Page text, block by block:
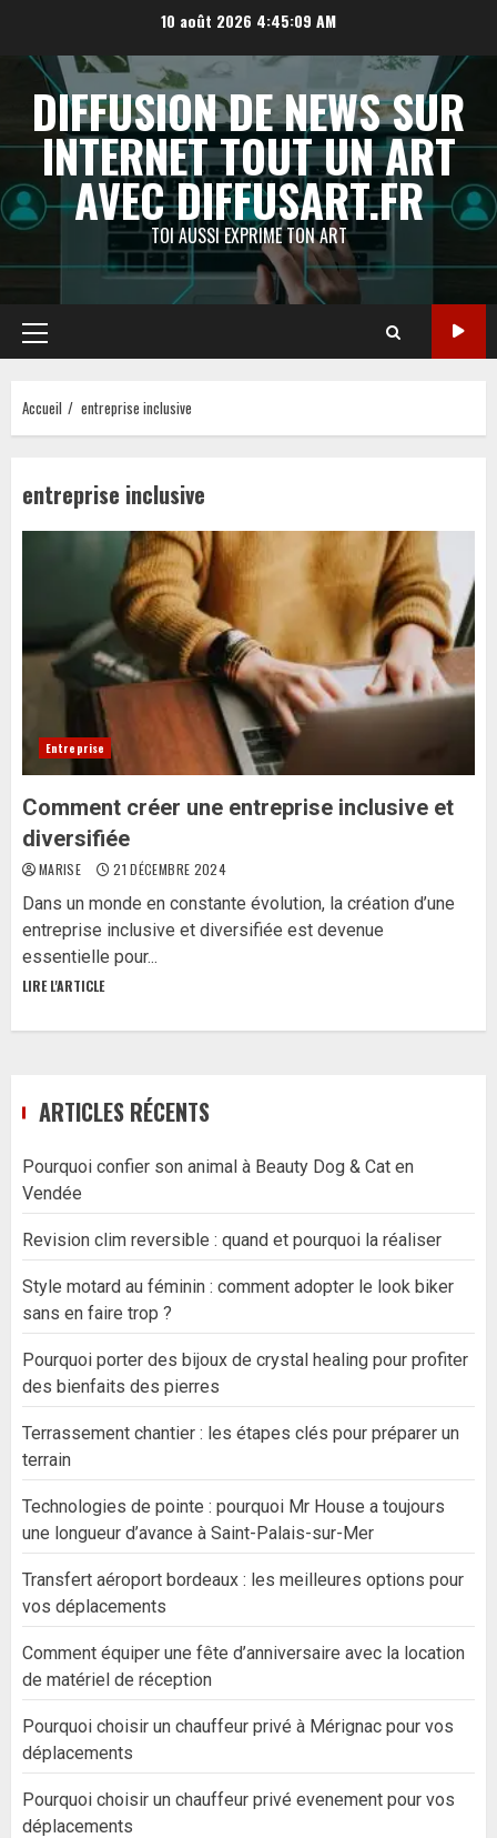
contenu
10 août 20264:45:10 AM
DIFFUSION DE NEWS SUR
INTERNET TOUT UN ART
AVEC DIFFUSART.FR
TOI AUSSI EXPRIME TON ART
Menu
principal
Accueil entreprise inclusive
entreprise inclusive
Entreprise
Comment créer une entreprise inclusive et
diversifiée
MARISE 21 DÉCEMBRE 2024
Dans un monde en constante évolution, la création d’une
entreprise inclusive et diversifiée est devenue
essentielle pour...
LIRE L'ARTICLE
ARTICLES RÉCENTS
Pourquoi confier son animal à Beauty Dog & Cat en
Vendée
Revision clim reversible : quand et pourquoi la réaliser
Style motard au féminin : comment adopter le look biker
sans en faire trop ?
Pourquoi porter des bijoux de crystal healing pour profiter
des bienfaits des pierres
Terrassement chantier : les étapes clés pour préparer un
terrain
Technologies de pointe : pourquoi Mr House a toujours
une longueur d’avance à Saint-Palais-sur-Mer
Transfert aéroport bordeaux : les meilleures options pour
vos déplacements
Comment équiper une fête d’anniversaire avec la location
de matériel de réception
Pourquoi choisir un chauffeur privé à Mérignac pour vos
déplacements
Pourquoi choisir un chauffeur privé evenement pour vos
déplacements